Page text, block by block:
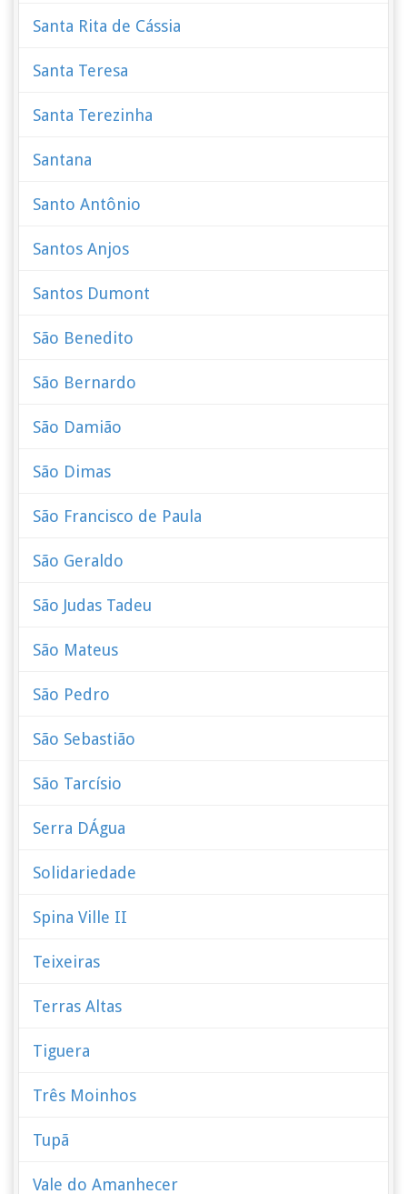
Santa Rita de Cássia
Santa Teresa
Santa Terezinha
Santana
Santo Antônio
Santos Anjos
Santos Dumont
São Benedito
São Bernardo
São Damião
São Dimas
São Francisco de Paula
São Geraldo
São Judas Tadeu
São Mateus
São Pedro
São Sebastião
São Tarcísio
Serra DÁgua
Solidariedade
Spina Ville II
Teixeiras
Terras Altas
Tiguera
Três Moinhos
Tupã
Vale do Amanhecer